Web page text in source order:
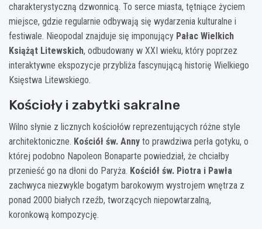
charakterystyczną dzwonnicą. To serce miasta, tętniące życiem
miejsce, gdzie regularnie odbywają się wydarzenia kulturalne i
festiwale. Nieopodal znajduje się imponujący Pałac Wielkich
Książąt Litewskich, odbudowany w XXI wieku, który poprzez
interaktywne ekspozycje przybliża fascynującą historię Wielkiego
Księstwa Litewskiego.
Kościoły i zabytki sakralne
Wilno słynie z licznych kościołów reprezentujących różne style
architektoniczne. Kościół św. Anny to prawdziwa perła gotyku, o
której podobno Napoleon Bonaparte powiedział, że chciałby
przenieść go na dłoni do Paryża. Kościół św. Piotra i Pawła
zachwyca niezwykle bogatym barokowym wystrojem wnętrza z
ponad 2000 białych rzeźb, tworzących niepowtarzalną,
koronkową kompozycję.